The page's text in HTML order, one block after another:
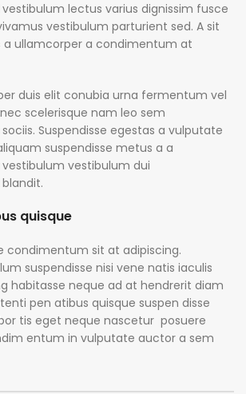
lectus varius dignissim fusce
vestibulum parturient sed. A sit
ullamcorper a condimentum at
duis elit conubia urna fermentum vel
scelerisque nam leo sem
Suspendisse egestas a vulputate
suspendisse metus a a
vestibulum dui
quisque
condimentum sit at adipiscing.
suspendisse nisi vene natis iaculis
habitasse neque ad at hendrerit diam
pen atibus quisque suspen disse
tis eget neque nascetur posuere
entum in vulputate auctor a sem